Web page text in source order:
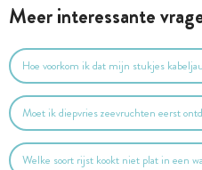
Meer interessante
Hoe voorkom ik dat mijn stukjes
Moet ik diepvries zeevruchten eerst
Welke soort rijst kookt niet plat in een